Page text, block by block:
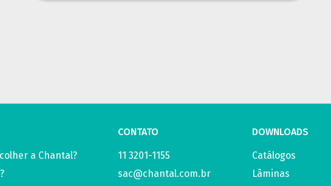
a Chantal?
CONTATO
11 3201-1155
sac@chantal.com.br
DOWNLOADS
Catálogos
Lâminas